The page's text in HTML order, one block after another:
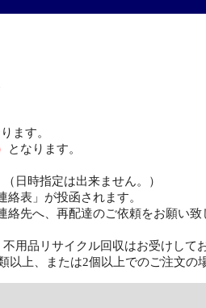
ます。
となります。
日時指定は出来ません。）
表」が投函されます。
絡先へ、再配達のご依頼をお願い致
用品リサイクル回収はお受けして
上、または2個以上でのご注文の